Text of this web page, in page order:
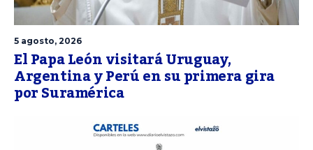
5 agosto, 2026
El Papa León visitará Uruguay,
Argentina y Perú en su primera gira
por Suramérica